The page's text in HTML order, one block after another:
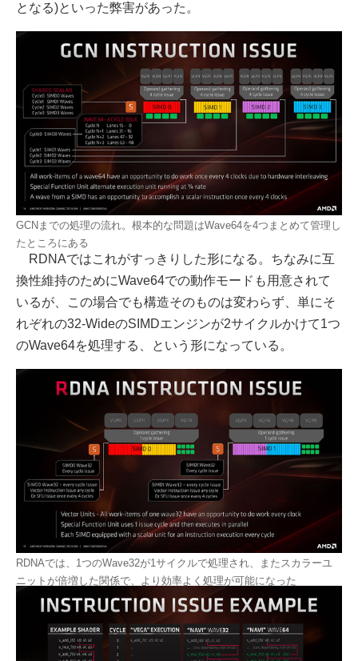
となる)といった弊害があった。
GCNまでの処理の流れ。根本的な問題はWave64を4つまとめて管理し
たところにある
RDNAではこれがすっきりした形になる。ちなみに互
換性維持のためにWave64での動作モードも用意されて
いるが、この場合でも構造そのものは変わらず、単にそ
れぞれの32-WideのSIMDエンジンが2サイクルかけて1つ
のWave64を処理する、という形になっている。
RDNAでは、1つのWave32が1サイクルで処理され、またスカラーユ
ニットが倍増した関係で、より効率よく処理が可能になった